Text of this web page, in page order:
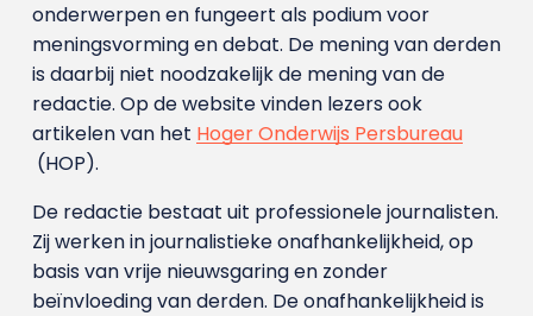
onderwerpen en fungeert als podium voor
meningsvorming en debat. De mening van derden
is daarbij niet noodzakelijk de mening van de
redactie. Op de website vinden lezers ook
artikelen van het Hoger Onderwijs Persbureau
(HOP).
De redactie bestaat uit professionele journalisten.
Zij werken in journalistieke onafhankelijkheid, op
basis van vrije nieuwsgaring en zonder
beïnvloeding van derden. De onafhankelijkheid is